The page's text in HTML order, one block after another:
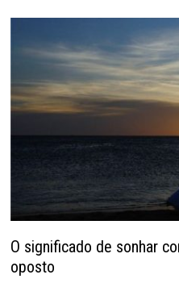
O significado de sonhar
oposto